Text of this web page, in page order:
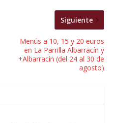
Siguiente
Menús a 10, 15 y 20 euros
en La Parrilla Albarracín y
+Albarracín (del 24 al 30 de
agosto)